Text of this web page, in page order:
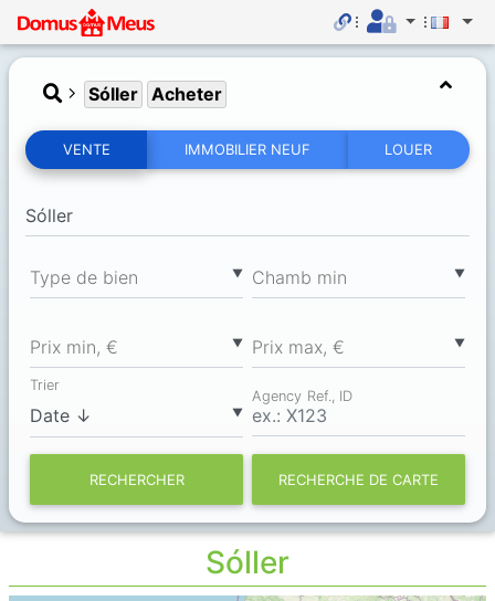
Sóller Acheter
VENTE IMMOBILIER NEUF LOUER
▼
Type de bien ▼
Chamb min
▼
Prix min, € ▼
Prix max, €
▼
Trier
Agency Ref., ID
RECHERCHER RECHERCHE DE CARTE
Sóller